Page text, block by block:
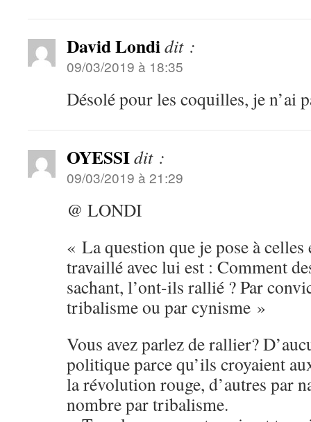
David Londidit :
09/03/2019 à 18:35
Désolé pour les coquilles, je n’ai
OYESSIdit :
09/03/2019 à 21:29
@ LONDI
« La question que je pose à
travaillé avec lui est : Comment
sachant, l’ont-ils rallié ? Par
tribalisme ou par cynisme »
Vous avez parlez de rallier?
politique parce qu’ils croyaient
la révolution rouge, d’autres par
nombre par tribalisme.